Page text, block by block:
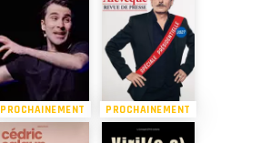
PROCHAINEMENT PROCHAINEMENT